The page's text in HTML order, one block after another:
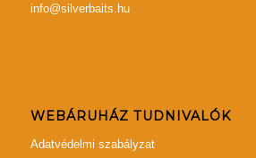
info@silverbaits.hu
WEBÁRUHÁZ TUDNIVALÓK
Adatvédelmi szabályzat